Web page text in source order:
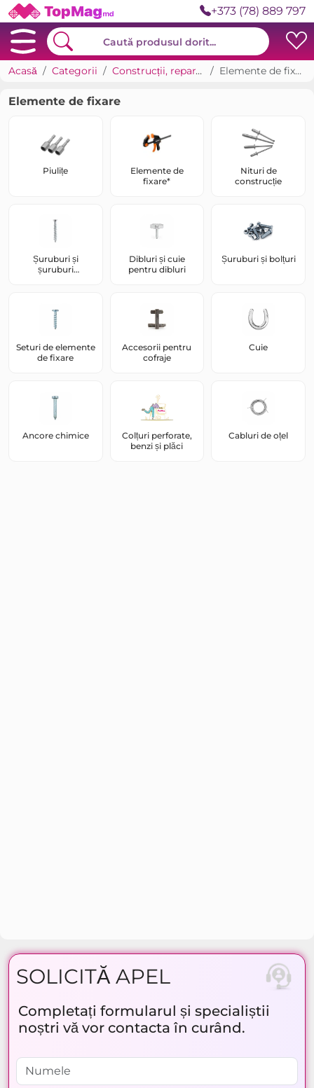
+373 (78) 889 797
Acasă Categorii Construcții, reparații Elemente de fixare
Elemente de fixare
Piulițe
Elemente de
fixare*
Nituri de
construcție
Șuruburi și
șuruburi
Dibluri și cuie
pentru dibluri
Șuruburi și bolțuri
Seturi de elemente
de fixare
Accesorii pentru
cofraje
Cuie
Ancore chimice
Colțuri perforate,
benzi și plăci
Cabluri de oțel
SOLICITĂ APEL
Completați formularul și specialiștii
noștri vă vor contacta în curând.